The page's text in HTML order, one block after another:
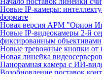
Новые IP-камеры:
формате
Новая версия АРМ "Орион
Новые IP-видеокамеры 2-й
фиксированным объективами
Новые тревожные кнопки от
Новая линейка
Панорамная камера с ИИ-
Возобновление поставок